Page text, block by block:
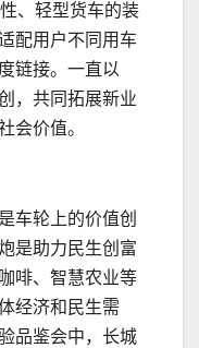
、轻型货车的装
配用户不同用车
链接。一直以
，共同拓展新业
会价值。
车轮上的价值创
是助力民生创富
啡、智慧农业等
经济和民生需
品鉴会中，长城